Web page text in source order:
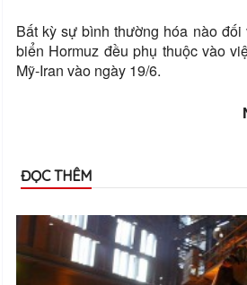
Bất kỳ sự bình thường hóa nào
biển Hormuz đều phụ thuộc vào
Mỹ-Iran vào ngày 19/6.
ĐỌC THÊM